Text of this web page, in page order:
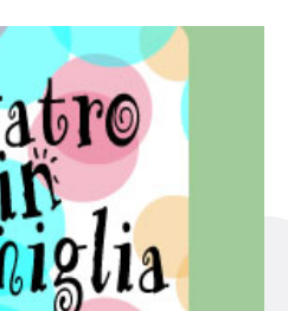
in famiglia
rassegna di teatro concepita
del teatro all’intera